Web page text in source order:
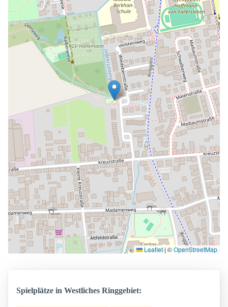
Leaflet|©OpenStreetMap
Spielplätze in Westliches Ringgebiet: